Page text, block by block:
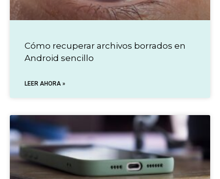
Cómo recuperar archivos borrados en
Android sencillo
LEER AHORA »